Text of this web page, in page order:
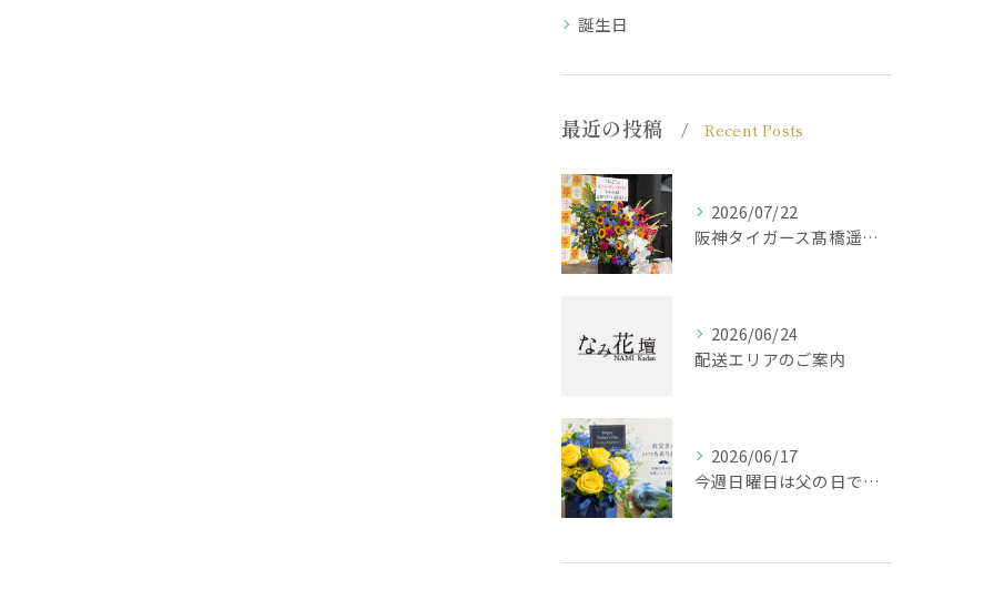
誕生日
最近の投稿 Recent Posts
2026/07/22
阪神タイガース髙橋遥人選手からのご注文
2026/06/24
配送エリアのご案内
2026/06/17
今週日曜日は父の日です！感謝の気持ちをお花に込めて